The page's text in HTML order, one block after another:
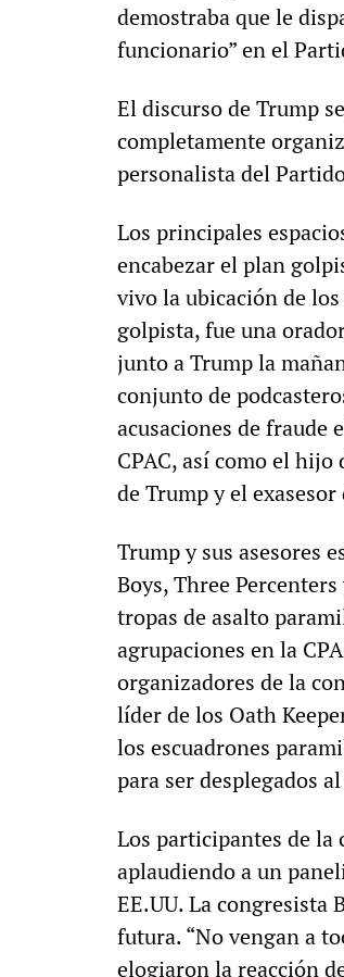
demostraba que le
funcionario” en el
El discurso de Trump
completamente
personalista del
Los principales
encabezar el plan
vivo la ubicación de
golpista, fue una
junto a Trump la
conjunto de
acusaciones de fraude
CPAC, así como el
de Trump y el
Trump y sus asesores
Boys, Three
tropas de asalto
agrupaciones en la
organizadores de la
líder de los Oath
los escuadrones
para ser desplegados
Los participantes de la
aplaudiendo a un
EE.UU. La congresista
futura. “No vengan a
elogiaron la reacción